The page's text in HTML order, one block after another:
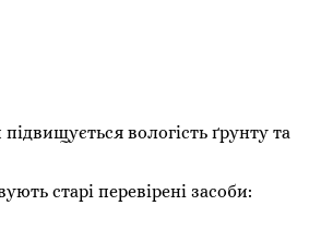
вологість ґрунту та
старі перевірені засоби: